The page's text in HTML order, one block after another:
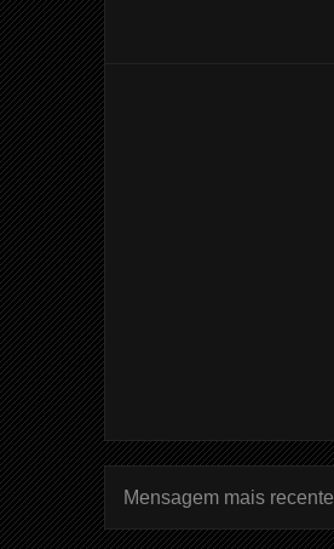
Mensagem mais recente